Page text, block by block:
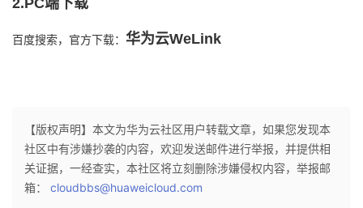
2.PC端下载
百度搜索，官方下载： 华为云WeLink
【版权声明】本文为华为云社区用户转载文章，如果您发现本
社区中有涉嫌抄袭的内容，欢迎发送邮件进行举报，并提供相
关证据，一经查实，本社区将立刻删除涉嫌侵权内容，举报邮
箱： cloudbbs@huaweicloud.com